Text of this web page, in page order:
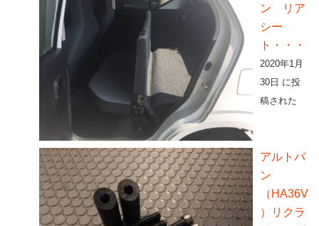
ン リア
シー
ト・・・
2020年1月
30日 に投
稿された
アルトバ
ン
（HA36V
）リクラ